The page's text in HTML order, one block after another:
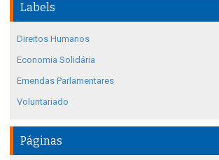
Labels
Direitos Humanos
Economia Solidária
Emendas Parlamentares
Voluntariado
Páginas